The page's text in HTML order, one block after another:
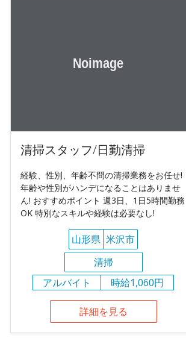
清掃スタッフ/日勤清掃
経験、性別、年齢不問の清掃業務をお任せ!
年齢や性別がハンデになることはありませ
ん! おすすめポイント 週3日、1日5時間勤務
OK 特別なスキルや経験は必要なし!
山形県 米沢市
清掃
アルバイト
時給1,060円
詳細を見る